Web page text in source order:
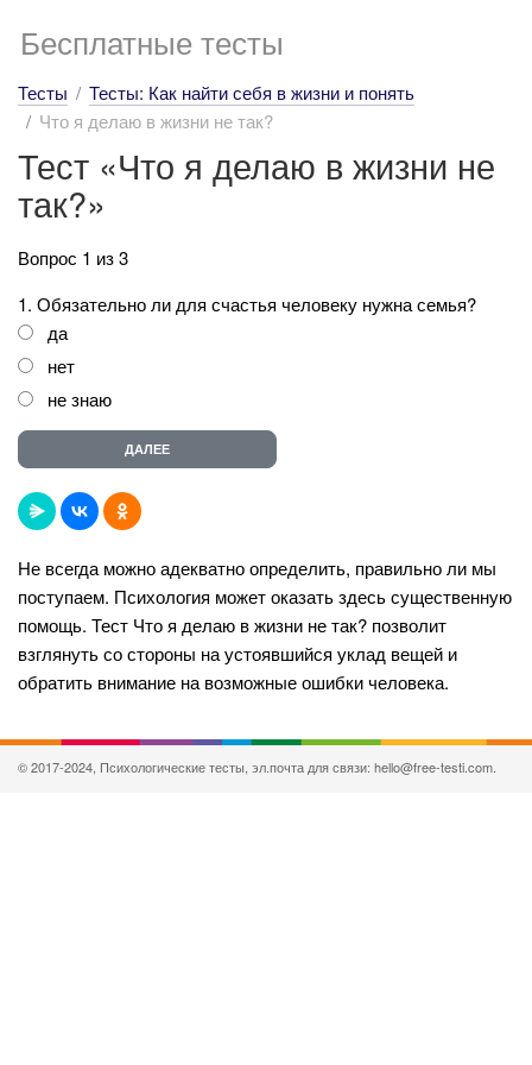
Бесплатные тесты
Тесты
Тесты: Как найти себя в жизни и понять
Что я делаю в жизни не так?
Тест «Что я делаю в жизни не
так?»
Вопрос 1 из 3
1. Обязательно ли для счастья человеку нужна семья?
да
нет
не знаю
Не всегда можно адекватно определить, правильно ли мы
поступаем. Психология может оказать здесь существенную
помощь. Тест Что я делаю в жизни не так? позволит
взглянуть со стороны на устоявшийся уклад вещей и
обратить внимание на возможные ошибки человека.
© 2017-2024, Психологические тесты, эл.почта для связи: hello@free-testi.com.